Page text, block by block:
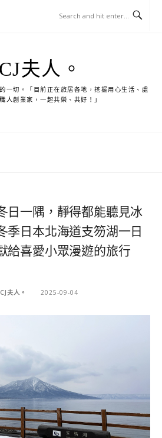
夫人。
一切。「目前正在旅居各地，挖掘用心生活、處
人創業家，一起共榮、共好！」
日一隅，靜得都能聽見冰
季日本北海道支笏湖一日
給喜愛小眾漫遊的旅行
夫人。 2025-09-04